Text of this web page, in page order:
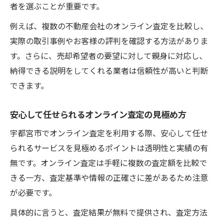
者を選ぶことが重要です。
例えば、複数の不動産会社のオンライン査定を比較し、
実際の取引事例やお客様の評判を確認する方法がありま
す。さらに、売却希望者の要望に対して親身に対応し、
納得できる説明をしてくれる業者は信頼性が高いと判断
できます。
安心して任せられるオンライン査定の見極め方
宇都宮市でオンライン査定を利用する際、安心して任せ
られるサービスを見極めるポイントは透明性と実績の有
無です。オンライン査定は手軽に複数の査定額を比較で
きる一方、査定基準や情報の正確さに差があるため注意
が必要です。
具体的に言うと、査定結果が無料で提供され、査定方法